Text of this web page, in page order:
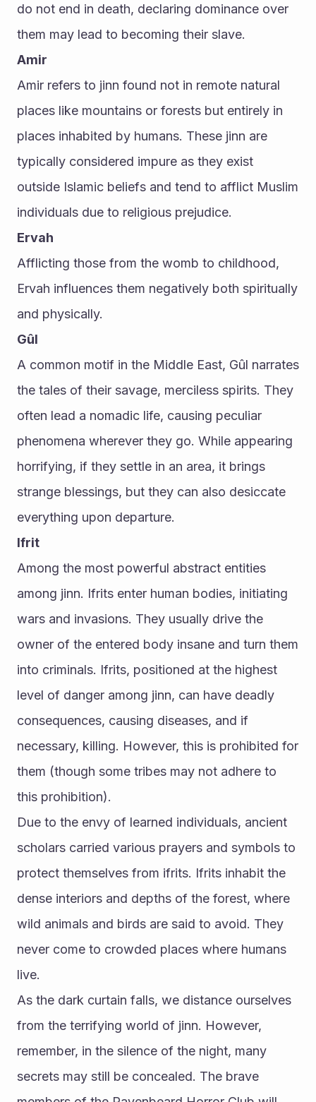
do not end in death, declaring dominance over
them may lead to becoming their slave.
Amir
Amir refers to jinn found not in remote natural
places like mountains or forests but entirely in
places inhabited by humans. These jinn are
typically considered impure as they exist
outside Islamic beliefs and tend to afflict Muslim
individuals due to religious prejudice.
Ervah
Afflicting those from the womb to childhood,
Ervah influences them negatively both spiritually
and physically.
Gûl
A common motif in the Middle East, Gûl narrates
the tales of their savage, merciless spirits. They
often lead a nomadic life, causing peculiar
phenomena wherever they go. While appearing
horrifying, if they settle in an area, it brings
strange blessings, but they can also desiccate
everything upon departure.
Ifrit
Among the most powerful abstract entities
among jinn. Ifrits enter human bodies, initiating
wars and invasions. They usually drive the
owner of the entered body insane and turn them
into criminals. Ifrits, positioned at the highest
level of danger among jinn, can have deadly
consequences, causing diseases, and if
necessary, killing. However, this is prohibited for
them (though some tribes may not adhere to
this prohibition).
Due to the envy of learned individuals, ancient
scholars carried various prayers and symbols to
protect themselves from ifrits. Ifrits inhabit the
dense interiors and depths of the forest, where
wild animals and birds are said to avoid. They
never come to crowded places where humans
live.
As the dark curtain falls, we distance ourselves
from the terrifying world of jinn. However,
remember, in the silence of the night, many
secrets may still be concealed. The brave